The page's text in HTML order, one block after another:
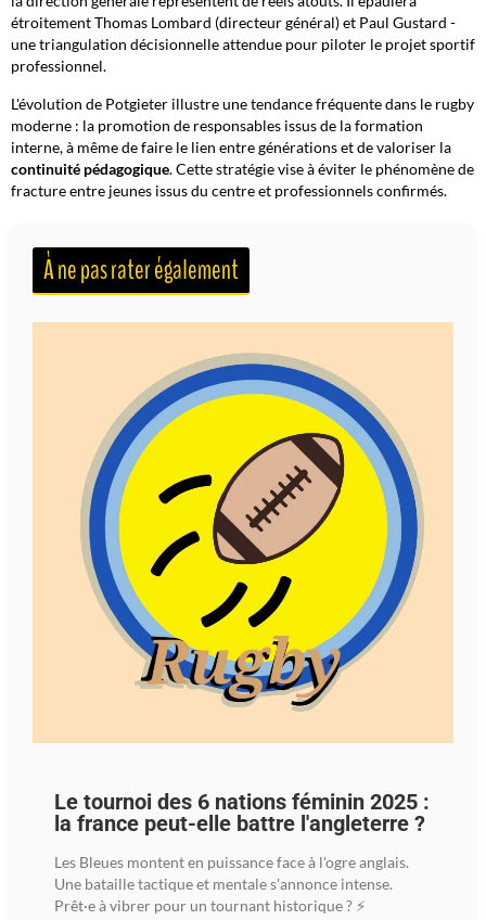
étroitement Thomas Lombard (directeur général) et Paul Gustard -
une triangulation décisionnelle attendue pour piloter le projet sportif
professionnel.
L'évolution de Potgieter illustre une tendance fréquente dans le rugby
moderne : la promotion de responsables issus de la formation
interne, à même de faire le lien entre générations et de valoriser la
continuité pédagogique. Cette stratégie vise à éviter le phénomène de
fracture entre jeunes issus du centre et professionnels confirmés.
À ne pas rater également
Le tournoi des 6 nations féminin 2025 :
la france peut-elle battre l'angleterre ?
Les Bleues montent en puissance face à l'ogre anglais.
Une bataille tactique et mentale s'annonce intense.
Prêt·e à vibrer pour un tournant historique ? ⚡